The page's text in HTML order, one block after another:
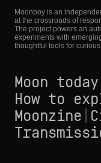
Moonboy is an
at the crossroads of
The project powers an
experiments with
thoughtful tools for
Moon today
How to
Moonzine